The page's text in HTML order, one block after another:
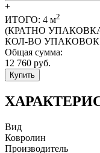
+
ИТОГО: 4 м2
(КРАТНО
КОЛ-ВО
Общая сумма:
12 760 руб.
Купить
Вид
Ковролин
Производитель